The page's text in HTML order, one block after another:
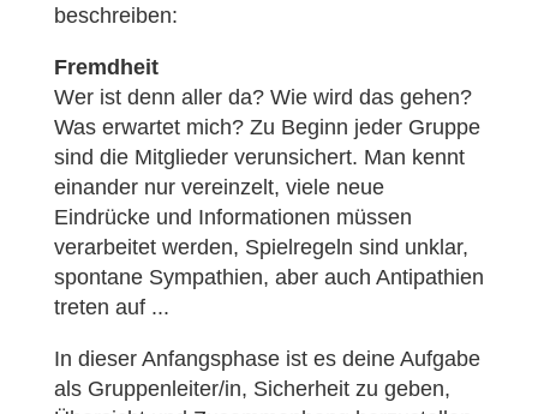
beschreiben:
Fremdheit
Wer ist denn aller da? Wie wird das gehen?
Was erwartet mich? Zu Beginn jeder Gruppe
sind die Mitglieder verunsichert. Man kennt
einander nur vereinzelt, viele neue
Eindrücke und Informationen müssen
verarbeitet werden, Spielregeln sind unklar,
spontane Sympathien, aber auch Antipathien
treten auf ...
In dieser Anfangsphase ist es deine Aufgabe
als Gruppenleiter/in, Sicherheit zu geben,